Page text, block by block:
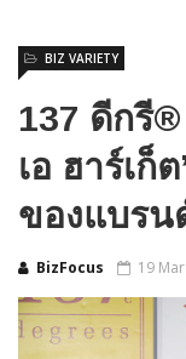
137 ดีกรี
เอ ฮาร์เก็
ของแบรน
BizFocus
BIZ VARIETY
19